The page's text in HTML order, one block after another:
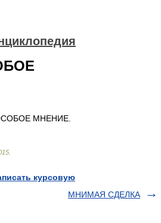
МНЕНИЕ.
курсовую
МНИМАЯ СДЕЛКА